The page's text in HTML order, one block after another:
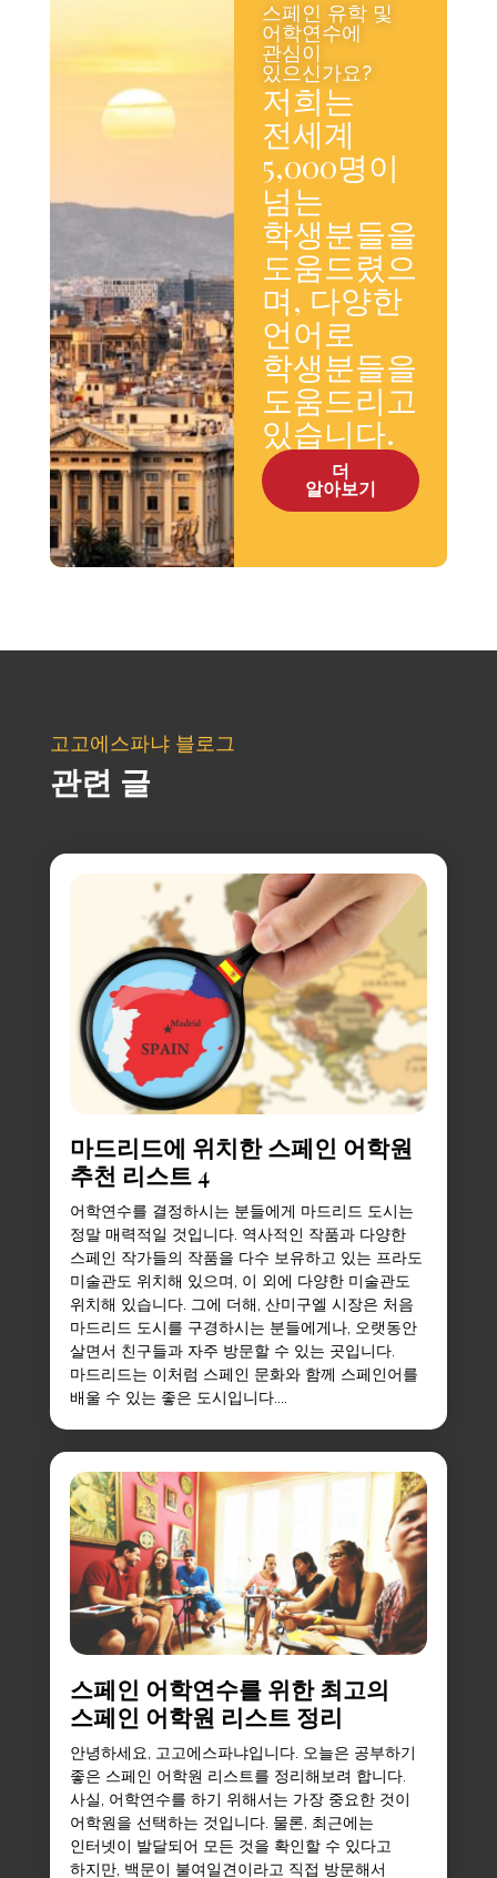
스페인 유학 및
어학연수에
관심이
있으신가요?
저희는
전세계
5,000명이
넘는
학생분들을
도움드렸으
며, 다양한
언어로
학생분들을
도움드리고
있습니다.
더
알아보기
고고에스파냐 블로그
관련 글
마드리드에 위치한 스페인 어학원
추천 리스트 4
어학연수를 결정하시는 분들에게 마드리드 도시는
정말 매력적일 것입니다. 역사적인 작품과 다양한
스페인 작가들의 작품을 다수 보유하고 있는 프라도
미술관도 위치해 있으며, 이 외에 다양한 미술관도
위치해 있습니다. 그에 더해, 산미구엘 시장은 처음
마드리드 도시를 구경하시는 분들에게나, 오랫동안
살면서 친구들과 자주 방문할 수 있는 곳입니다.
마드리드는 이처럼 스페인 문화와 함께 스페인어를
배울 수 있는 좋은 도시입니다....
스페인 어학연수를 위한 최고의
스페인 어학원 리스트 정리
안녕하세요, 고고에스파냐입니다. 오늘은 공부하기
좋은 스페인 어학원 리스트를 정리해보려 합니다.
사실, 어학연수를 하기 위해서는 가장 중요한 것이
어학원을 선택하는 것입니다. 물론, 최근에는
인터넷이 발달되어 모든 것을 확인할 수 있다고
하지만, 백문이 불여일견이라고 직접 방문해서